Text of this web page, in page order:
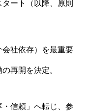
ート（以降、原則
社依存）を最重要
再開を決定。
信頼」へ転じ、参